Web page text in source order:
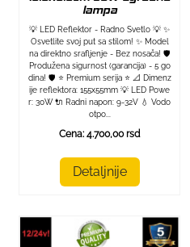
lampa
💡 LED Reflektor - Radno Svetlo 💡 ✨
Osvetlite svoj put sa stilom! ✨ Model
na direktno srafljenje - Bez nosača! 🛡️
Produžena sigurnost (garancija) - 5 go
dina! 🛡️ ⭐ Premium serija ⭐ 📐 Dimenz
ije reflektora: 155x55mm 💡 LED Powe
r: 30W 🔌 Radni napon: 9-32V 💧 Vodo
otpo...
Cena: 4.700,00 rsd
Detaljnije